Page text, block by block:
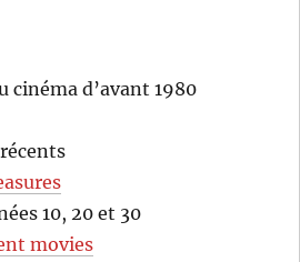
cinéma d’avant 1980
10, 20 et 30
movies